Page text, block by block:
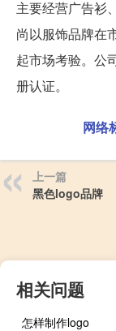
主要经营广告衫
尚以服饰品牌在
起市场考验。公
册认证。
网络
上一篇
黑色logo品牌
相关问题
怎样制作logo